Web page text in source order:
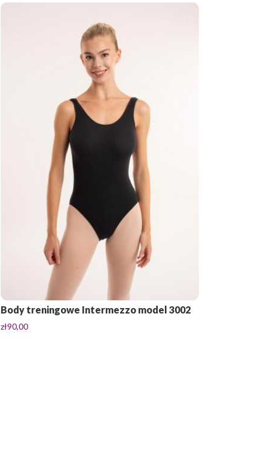
Body treningowe Intermezzo model 3002
zł90,00